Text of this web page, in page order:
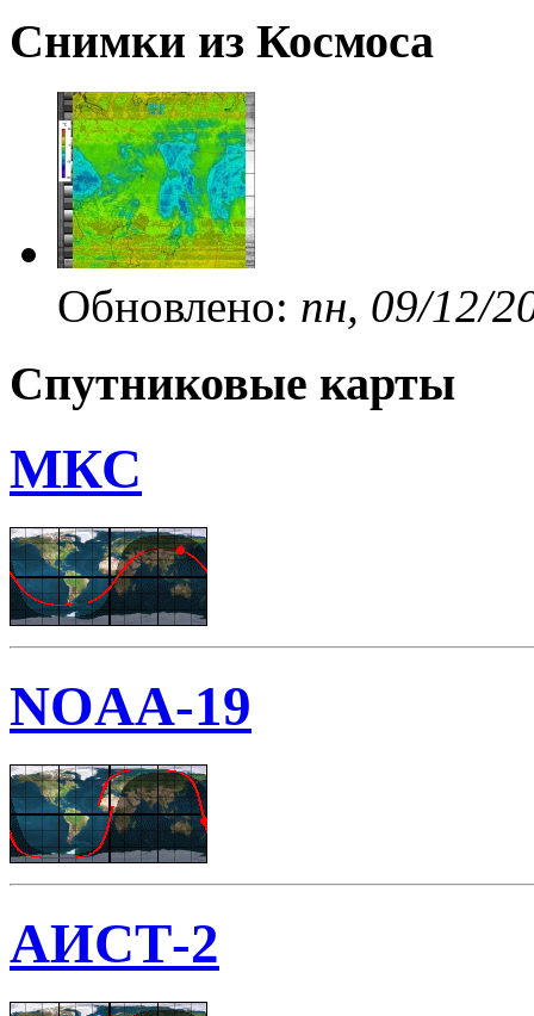
Снимки из Космоса
Обновлено: пн, 09/12/
Спутниковые карты
МКС
NOAA-19
АИСТ-2